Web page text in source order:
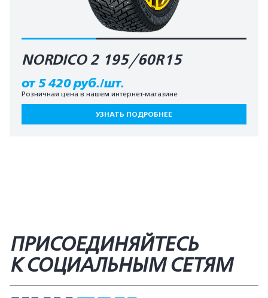
NORDICO 2 195/60R15
от 5 420 руб./шт.
Розничная цена в нашем интернет-магазине
УЗНАТЬ ПОДРОБНЕЕ
ПРИСОЕДИНЯЙТЕСЬ
К СОЦИАЛЬНЫМ СЕТЯМ